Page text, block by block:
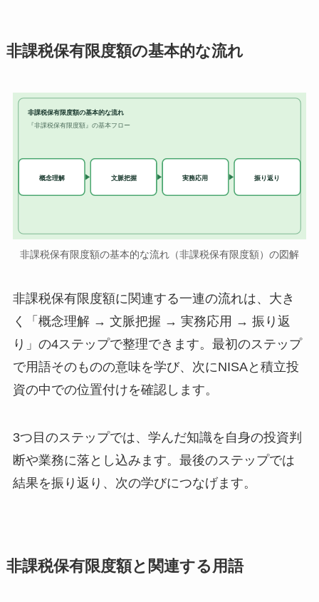
非課税保有限度額の基本的な流れ
非課税保有限度額の基本的な流れ
『非課税保有限度額』の基本フロー
概念理解 文脈把握 実務応用 振り返り
非課税保有限度額の基本的な流れ（非課税保有限度額）の図解
非課税保有限度額に関連する一連の流れは、大き
く「概念理解 → 文脈把握 → 実務応用 → 振り返
り」の4ステップで整理できます。最初のステップ
で用語そのものの意味を学び、次にNISAと積立投
資の中での位置付けを確認します。
3つ目のステップでは、学んだ知識を自身の投資判
断や業務に落とし込みます。最後のステップでは
結果を振り返り、次の学びにつなげます。
非課税保有限度額と関連する用語